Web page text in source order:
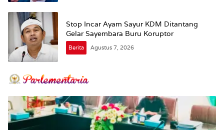
Stop Incar Ayam Sayur KDM Ditantang
Gelar Sayembara Buru Koruptor
Berita Agustus 7, 2026